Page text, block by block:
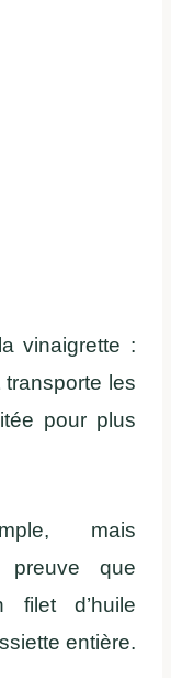
vinaigrette :
les
pour plus
mais
que
d’huile
entière.